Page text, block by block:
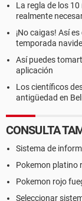
La regla de los
realmente
¡No caigas! Así
temporada
Así puedes
aplicación
Los científicos
antigüedad en
CONSULTA
Sistema de
Pokemon platino
Pokemon rojo
Seleccionar